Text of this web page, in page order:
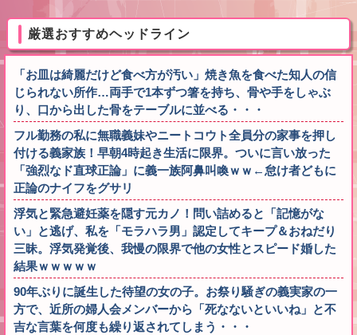
厳選おすすめヘッドライン
「お皿は綺麗だけど食べ方が汚い」焼き魚を食べた知人の信
じられない所作…両手で1本ずつ箸を持ち、骨や手をしゃぶ
り、口から出した骨をテーブルに並べる・・・
フル勤務の私に無職義妹やニートコウト全員分の家事を押し
付ける義家族！早朝4時起き生活に限界。ついに言い放った
「強烈なド直球正論」に義一族阿鼻叫喚ｗｗ←怠け者どもに
正論のナイフをグサリ
浮気と緊急避妊薬を隠す元カノ！問い詰めると「記憶がな
い」と逃げ、私を「モラハラ男」認定してキープ＆おねだり
三昧。浮気発覚後、我慢の限界で他の女性とスピード婚した
結果ｗｗｗｗｗ
90年ぶりに誕生した待望の女の子。お祭り騒ぎの義実家の一
方で、近所の婦人会メンバーから「死なないといいね」と不
吉な言葉を何度も繰り返されてしまう・・・